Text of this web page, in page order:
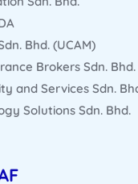
Bhd. (UCAM)
Brokers Sdn. Bhd.
and Services Sdn.
Solutions Sdn. Bhd.